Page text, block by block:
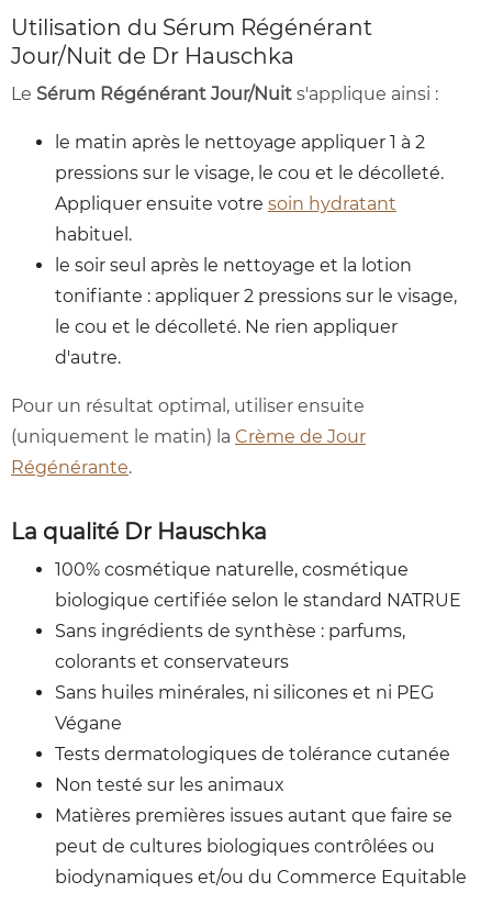
Utilisation du Sérum Régénérant
Jour/Nuit de Dr Hauschka
Le Sérum Régénérant Jour/Nuit s'applique ainsi :
le matin après le nettoyage appliquer 1 à 2
pressions sur le visage, le cou et le décolleté.
Appliquer ensuite votre soin hydratant
habituel.
le soir seul après le nettoyage et la lotion
tonifiante : appliquer 2 pressions sur le visage,
le cou et le décolleté. Ne rien appliquer
d'autre.
Pour un résultat optimal, utiliser ensuite
(uniquement le matin) la Crème de Jour
Régénérante.
La qualité Dr Hauschka
100% cosmétique naturelle, cosmétique
biologique certifiée selon le standard NATRUE
Sans ingrédients de synthèse : parfums,
colorants et conservateurs
Sans huiles minérales, ni silicones et ni PEG
Végane
Tests dermatologiques de tolérance cutanée
Non testé sur les animaux
Matières premières issues autant que faire se
peut de cultures biologiques contrôlées ou
biodynamiques et/ou du Commerce Equitable